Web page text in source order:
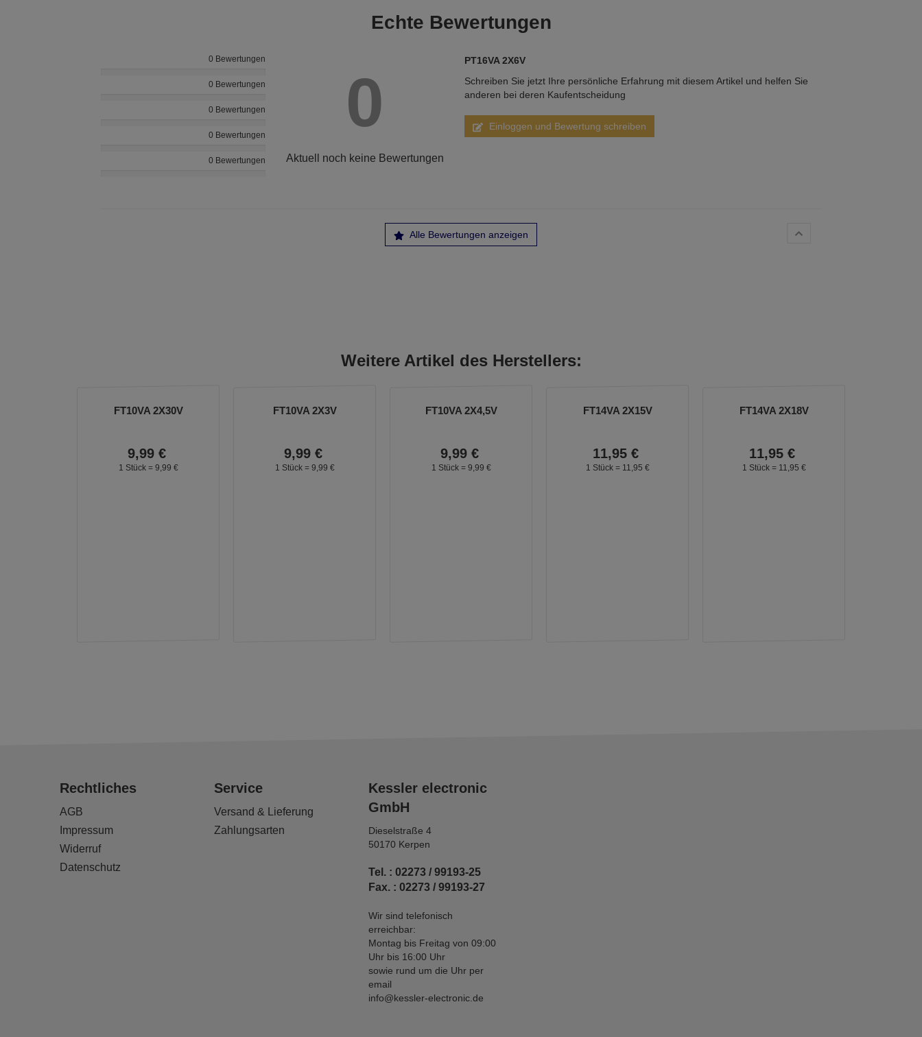
Echte Bewertungen
0 Bewertungen
0 Bewertungen
0 Bewertungen
0 Bewertungen
0 Bewertungen
0
Aktuell noch keine Bewertungen
PT16VA 2X6V
Schreiben Sie jetzt Ihre persönliche Erfahrung mit diesem Artikel und helfen Sie
anderen bei deren Kaufentscheidung
Einloggen und Bewertung schreiben
Alle Bewertungen anzeigen
Weitere Artikel des Herstellers:
FT10VA 2X30V
9,99 €
1 Stück = 9, 99 €
FT10VA 2X3V
9,99 €
1 Stück = 9, 99 €
FT10VA 2X4,5V
9,99 €
1 Stück = 9, 99 €
FT14VA 2X15V
11,95 €
1 Stück = 11, 95 €
FT14VA 2X18V
11,95 €
1 Stück = 11, 95 €
Rechtliches
AGB
Impressum
Widerruf
Datenschutz
Service
Versand & Lieferung
Zahlungsarten
Kessler electronic
GmbH
Dieselstraße 4
50170 Kerpen
Tel. : 02273 / 99193-25
Fax. : 02273 / 99193-27
Wir sind telefonisch
erreichbar:
Montag bis Freitag von 09:00
Uhr bis 16:00 Uhr
sowie rund um die Uhr per
email
info@kessler-electronic.de